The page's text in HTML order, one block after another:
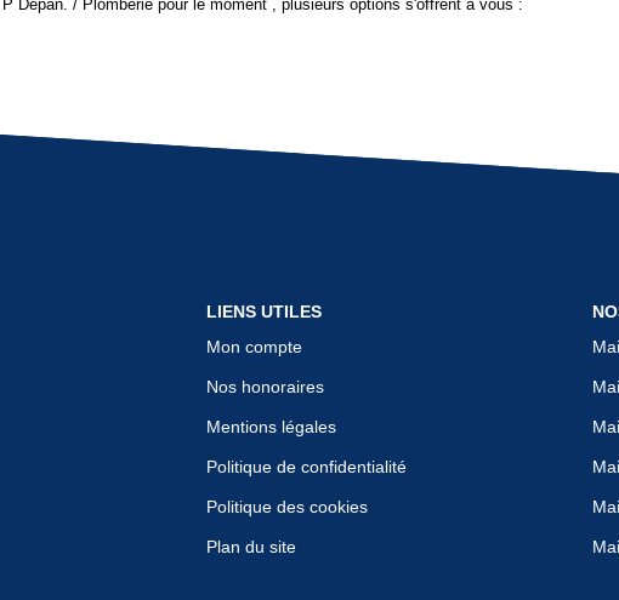
Dépan. / Plomberie pour le moment , plusieurs options s'offrent à vous :
LIENS UTILES
Mon compte
Nos honoraires
Mentions légales
Politique de confidentialité
Politique des cookies
Plan du site